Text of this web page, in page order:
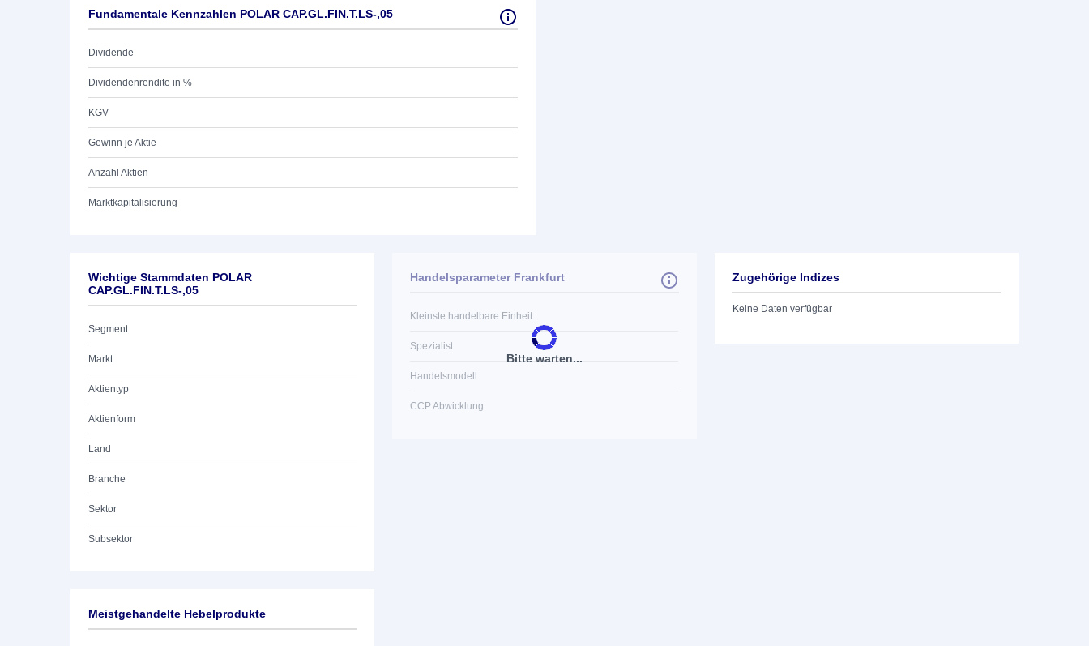
Fundamentale Kennzahlen POLAR CAP.GL.FIN.T.LS-,05
Dividende
Dividendenrendite in %
KGV
Gewinn je Aktie
Anzahl Aktien
Marktkapitalisierung
Wichtige Stammdaten POLAR
CAP.GL.FIN.T.LS-,05
Segment
Markt
Aktientyp
Aktienform
Land
Branche
Sektor
Subsektor
Bitte warten...
Handelsparameter Frankfurt
Kleinste handelbare Einheit
Spezialist
Handelsmodell
CCP Abwicklung
Zugehörige Indizes
Keine Daten verfügbar
Meistgehandelte Hebelprodukte